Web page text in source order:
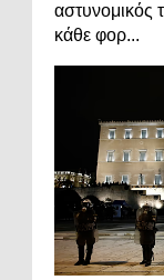
αστυνομικός
κάθε φορ...